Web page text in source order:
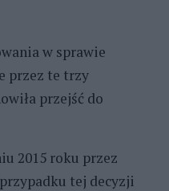
w sprawie
przez te trzy
przejść do
2015 roku przez
tej decyzji